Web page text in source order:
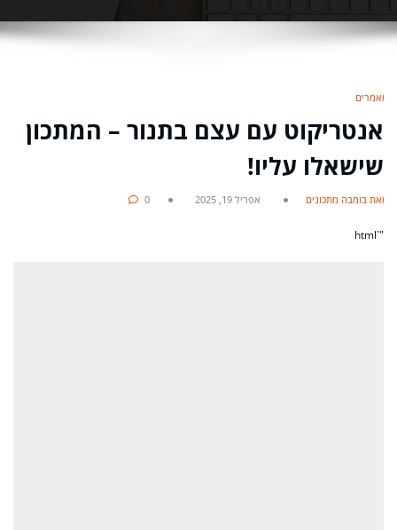
מאמרים
אנטריקוט עם עצם בתנור – המתכון
שישאלו עליו!
מאת בומבה מתכונים אפריל 19, 2025 0
"`html